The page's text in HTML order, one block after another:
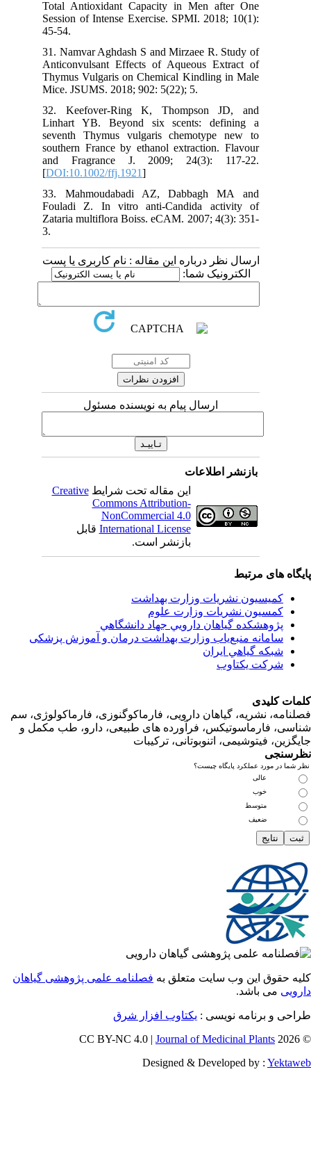
Total Antioxidant Capacity in Men after One
Session of Intense Exercise. SPMI. 2018; 10(1):
45-54.
31. Namvar Aghdash S and Mirzaee R. Study of
Anticonvulsant Effects of Aqueous Extract of
Thymus Vulgaris on Chemical Kindling in Male
Mice. JSUMS. 2018; 902: 5(22); 5.
32. Keefover-Ring K, Thompson JD, and
Linhart YB. Beyond six scents: defining a
seventh Thymus vulgaris chemotype new to
southern France by ethanol extraction. Flavour
and Fragrance J. 2009; 24(3): 117-22.
[DOI:10.1002/ffj.1921
33. Mahmoudabadi AZ, Dabbagh MA and
Fouladi Z. In vitro anti-Candida activity of
Zataria multiflora Boiss. eCAM. 2007; 4(3): 351-
ارسال نظر درباره این مقاله : نام کاربری یا پست
الکترونیک شما:
ارسال پیام به نویسنده مسئول
بازنشر اطلاعات
این مقاله تحت شرایط Creative
Commons Attribution-
NonCommercial 4.0
International Licenseقابل
بازنشر است.
های مرتبط
کمیسیون نشریات وزارت بهداشت
کمسیون نشریات وزارت علوم
پژوهشكده گياهان دارويي جهاد دانشگاهي
سامانه منبع‌ياب وزارت بهداشت درمان و آموزش پزشکی
شبكه گياهي ايران
شرکت یکتاوب
کلیدی
نشریه، گیاهان دارویی، فارماکوگنوزی، فارماکولوژی، سم
فارماسوتیکس، فرآورده های طبیعی، دارو، طب مکمل و
فیتوشیمی، اتنوبوتانی، ترکیبات
در مورد عملکرد پایگاه چیست؟
متوسط
ضعیف
حقوق این وب سایت متعلق بهفصلنامه علمی پژوهشی گیاهان
می باشد.
و برنامه نویسی :یکتاوب افزار شرق
Journal of Medicinal Plants
Designed & Developed by :